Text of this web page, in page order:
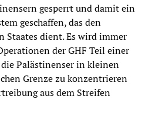
gesperrt und damit ein
geschaffen, das den
Staates dient. Es wird immer
der GHF Teil einer
Palästinenser in kleinen
Grenze zu konzentrieren
aus dem Streifen